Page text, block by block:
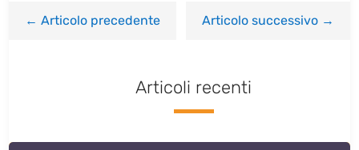
←Articolo precedente Articolo successivo→
Articoli recenti